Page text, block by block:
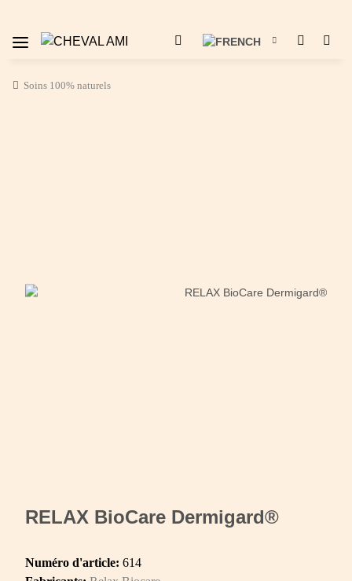
Soins 100% naturels
RELAX BioCare Dermigard®
Numéro d'article: 614